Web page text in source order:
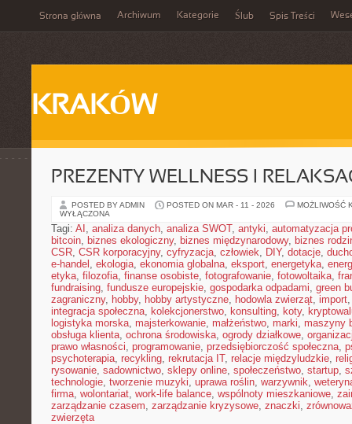
Strona główna Archiwum Kategorie Ślub Spis Treści
KRAKÓW
PREZENTY WELLNESS I
POSTED BY ADMIN POSTED ON MAR - 11 - 2026
MOŻLIWOŚĆ
WYŁĄCZONA
Tagi: AI , analiza danych, analiza SWOT, antyki, automatyzacja
bitcoin, biznes ekologiczny, biznes międzynarodowy, biznes
CSR, CSR korporacyjny, cyfryzacja, człowiek, DIY, dotacje,
e-handel , ekologia, ekonomia globalna, eksport, energetyka,
etyka, filozofia, finanse osobiste, fotografowanie, fotowoltaika,
fundraising, fundusze europejskie, gospodarka odpadami, green
zagraniczny, hobby, hobby artystyczne, hodowla zwierząt, import
integracja społeczna, kolekcjonerstwo, konsulting, koty,
logistyka morska, majsterkowanie, małżeństwo, marki, maszyny
obsługa klienta, ochrona środowiska, ogrody działkowe,
prawo własności, programowanie, przedsiębiorczość społeczna,
psychoterapia, recykling, rekrutacja IT, relacje międzyludzkie,
rysowanie, sadownictwo, sklepy online, społeczeństwo, startup,
technologie, tworzenie muzyki, uprawa roślin, warzywnik,
firma, wolontariat, work-life balance, wspólnoty mieszkaniowe,
zarządzanie czasem, zarządzanie kryzysowe, znaczki,
zwierzęta